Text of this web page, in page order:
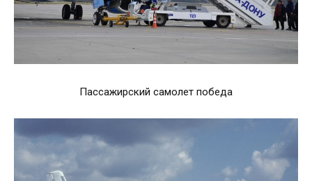
Пассажирский самолет победа